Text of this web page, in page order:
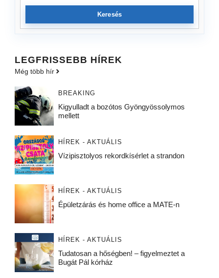
Keresés
LEGFRISSEBB HÍREK
Még több hír
BREAKING
Kigyulladt a bozótos Gyöngyössolymos
mellett
HÍREK - AKTUÁLIS
Vízipisztolyos rekordkísérlet a strandon
HÍREK - AKTUÁLIS
Épületzárás és home office a MATE-n
HÍREK - AKTUÁLIS
Tudatosan a hőségben! – figyelmeztet a
Bugát Pál kórház